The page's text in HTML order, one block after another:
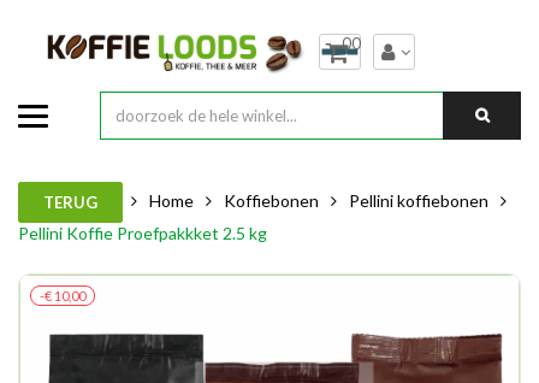
00
TERUG Home Koffiebonen
Pellini koffiebonen
Pellini Koffie Proefpakkket 2.5 kg
-€ 10,00